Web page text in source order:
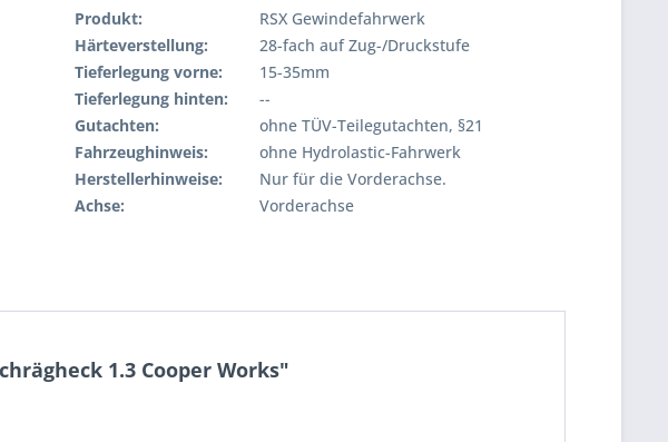
Produkt:
RSX Gewindefahrwerk
Härteverstellung:
28-fach auf Zug-/Druckstufe
Tieferlegung vorne:
15-35mm
Tieferlegung hinten:
--
Gutachten:
ohne TÜV-Teilegutachten, §21
Fahrzeughinweis:
ohne Hydrolastic-Fahrwerk
Herstellerhinweise:
Nur für die Vorderachse.
Achse:
Vorderachse
1.3 Cooper Works"